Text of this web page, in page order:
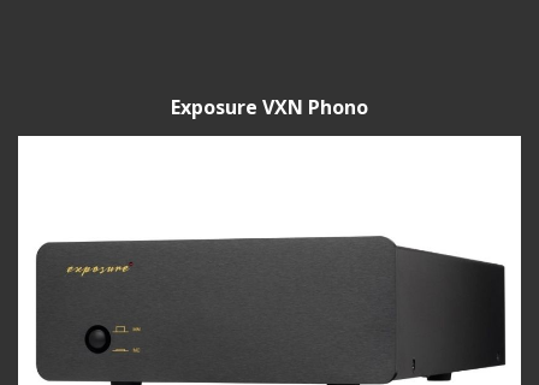
Exposure VXN Phono